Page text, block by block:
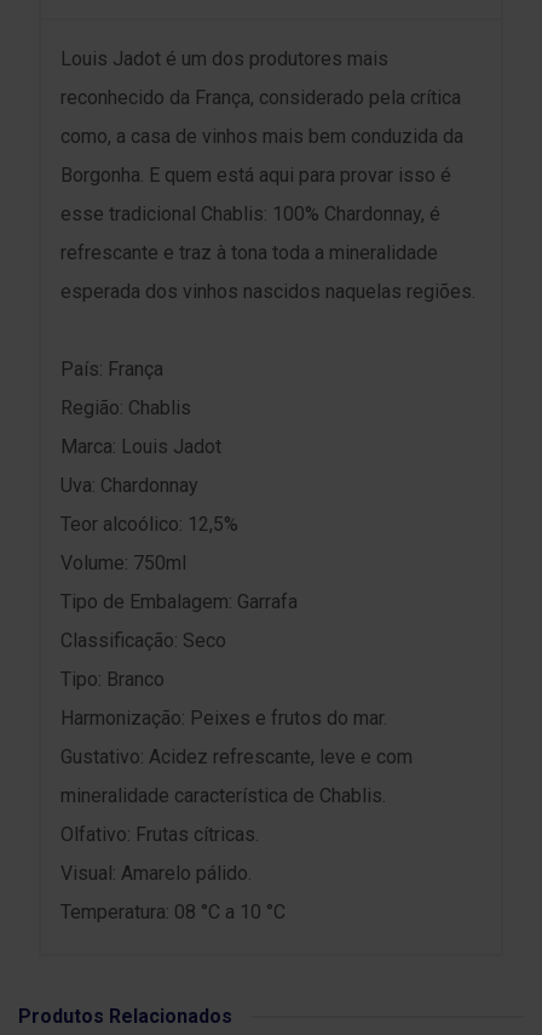
Louis Jadot é um dos produtores mais
reconhecido da França, considerado pela crítica
como, a casa de vinhos mais bem conduzida da
Borgonha. E quem está aqui para provar isso é
esse tradicional Chablis: 100% Chardonnay, é
refrescante e traz à tona toda a mineralidade
esperada dos vinhos nascidos naquelas regiões.
País: França
Região: Chablis
Marca: Louis Jadot
Uva: Chardonnay
Teor alcoólico: 12,5%
Volume: 750ml
Tipo de Embalagem: Garrafa
Classificação: Seco
Tipo: Branco
Harmonização: Peixes e frutos do mar.
Gustativo: Acidez refrescante, leve e com
mineralidade característica de Chablis.
Olfativo: Frutas cítricas.
Visual: Amarelo pálido.
Temperatura: 08 °C a 10 °C
Produtos Relacionados